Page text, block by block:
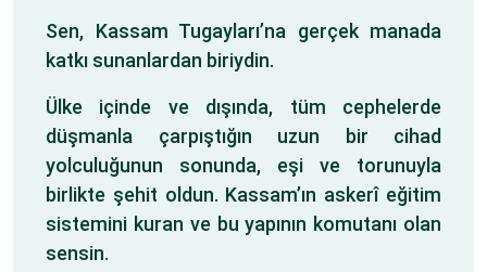
Sen, Kassam Tugayları’na gerçek manada
katkı sunanlardan biriydin.
Ülke içinde ve dışında, tüm cephelerde
düşmanla çarpıştığın uzun bir cihad
yolculuğunun sonunda, eşi ve torunuyla
birlikte şehit oldun. Kassam’ın askerî eğitim
sistemini kuran ve bu yapının komutanı olan
sensin.